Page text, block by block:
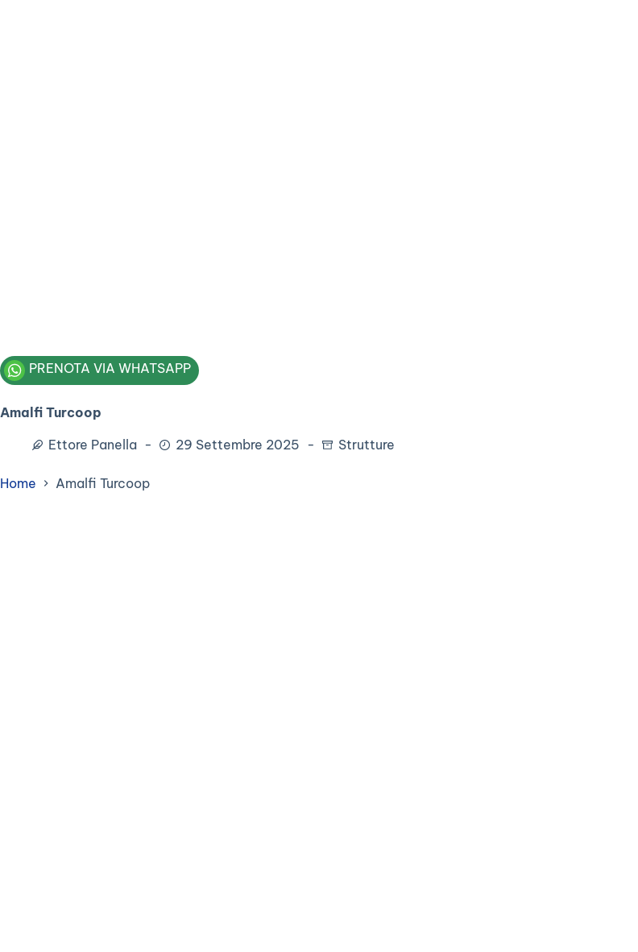
PRENOTA VIA WHATSAPP
Amalfi Turcoop
Ettore Panella
29 Settembre 2025 Strutture
Home Amalfi Turcoop